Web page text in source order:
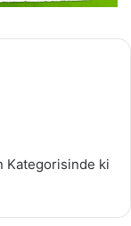
Kategorisinde ki